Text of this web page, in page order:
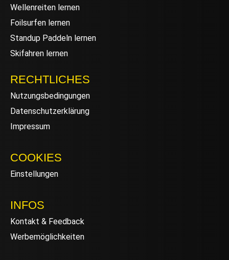
Wellenreiten lernen
Foilsurfen lernen
Standup Paddeln lernen
Skifahren lernen
RECHTLICHES
Nutzungsbedingungen
Datenschutzerklärung
Impressum
COOKIES
Einstellungen
INFOS
Kontakt & Feedback
Werbemöglichkeiten